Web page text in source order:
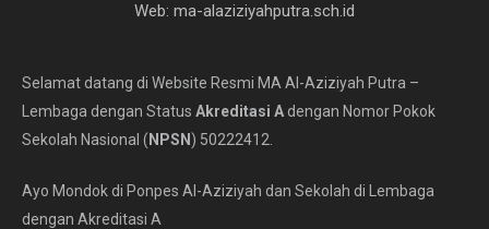
Web: ma-alaziziyahputra.sch.id
Selamat datang di Website Resmi MA Al-Aziziyah Putra –
Lembaga dengan Status Akreditasi A dengan Nomor Pokok
Sekolah Nasional ( NPSN ) 50222412.
Ayo Mondok di Ponpes Al-Aziziyah dan Sekolah di Lembaga
dengan Akreditasi A